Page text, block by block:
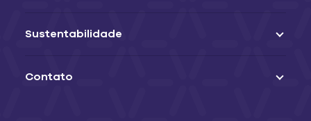
Sustentabilidade
Contato